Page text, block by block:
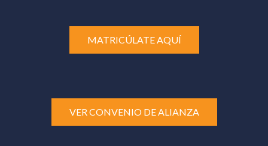
MATRICÚLATE AQUÍ
VER CONVENIO DE ALIANZA